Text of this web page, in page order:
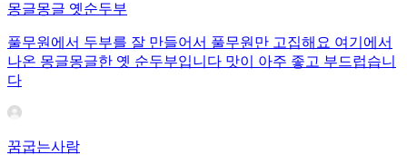
몽글몽글 옛순두부
풀무원에서 두부를 잘 만들어서 풀무원만 고집해요 여기에서
나온 몽글몽글한 옛 순두부입니다 맛이 아주 좋고 부드럽습니
다
꿈굽는사람